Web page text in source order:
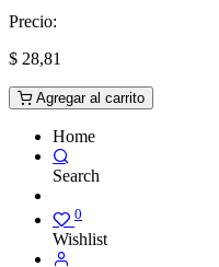
Precio:
$ 28,81
Agregar al carrito
Home
Search
0
Wishlist